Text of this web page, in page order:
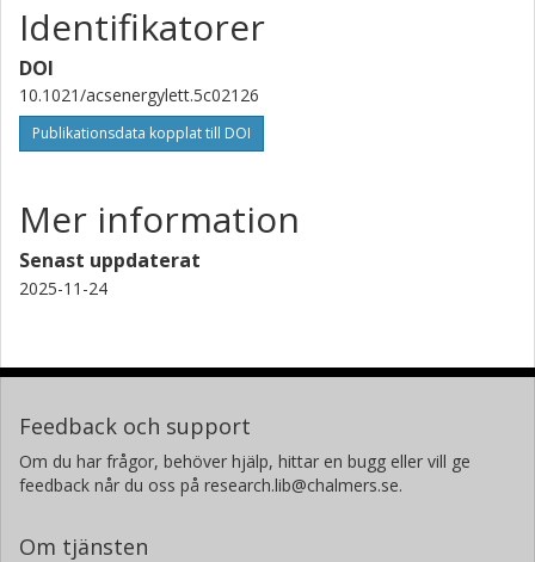
Identifikatorer
DOI
10.1021/acsenergylett.5c02126
Publikationsdata kopplat till DOI
Mer information
Senast uppdaterat
2025-11-24
Feedback och support
Om du har frågor, behöver hjälp, hittar en bugg eller vill ge
feedback når du oss på research.lib@chalmers.se.
Om tjänsten